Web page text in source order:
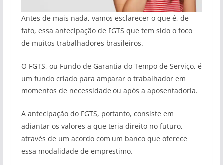
Antes de mais nada, vamos esclarecer o que é, de
fato, essa antecipação de FGTS que tem sido o foco
de muitos trabalhadores brasileiros.
O FGTS, ou Fundo de Garantia do Tempo de Serviço, é
um fundo criado para amparar o trabalhador em
momentos de necessidade ou após a aposentadoria.
A antecipação do FGTS, portanto, consiste em
adiantar os valores a que teria direito no futuro,
através de um acordo com um banco que oferece
essa modalidade de empréstimo.